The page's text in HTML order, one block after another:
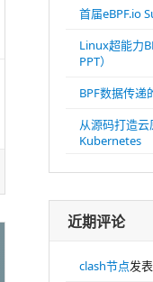
首届eBPF.io
Linux超能力
PPT）
BPF数据传
从源码打造
Kubernetes
近期评论
clash节点发